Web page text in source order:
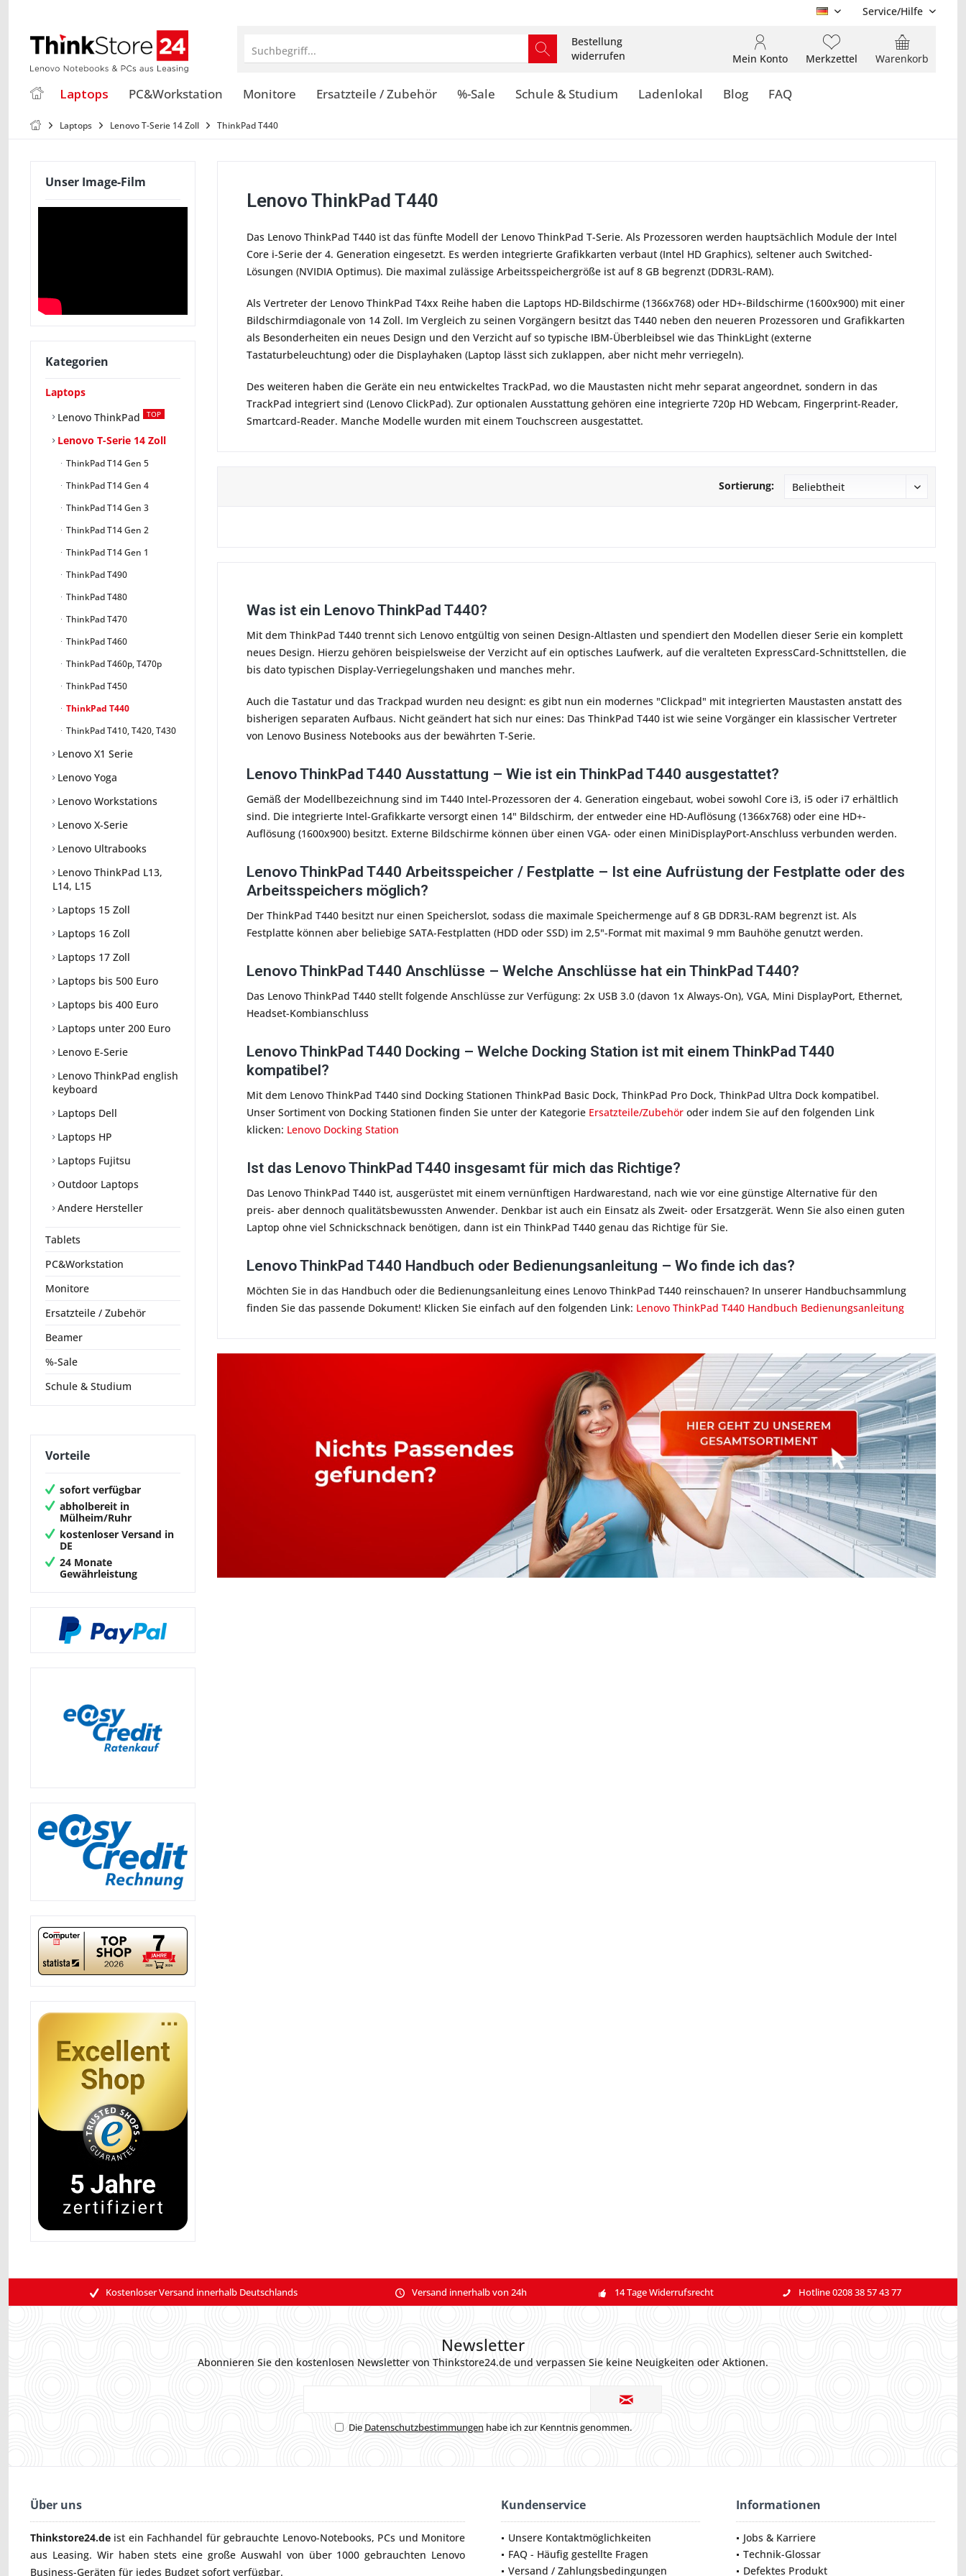
DE Service/Hilfe
Suchbegriff...
Bestellung
widerrufen
Warenkorb
Merkzettel
Mein Konto
Laptops PC&Workstation Monitore Ersatzteile / Zubehör %-Sale Schule & Studium Ladenlokal Blog FAQ
Laptops Lenovo T-Serie 14 Zoll ThinkPad T440
Unser Image-Film
Kategorien
Laptops
Lenovo ThinkPad
TOP
Lenovo T-Serie 14 Zoll
ThinkPad T14 Gen 5
ThinkPad T14 Gen 4
ThinkPad T14 Gen 3
ThinkPad T14 Gen 2
ThinkPad T14 Gen 1
ThinkPad T490
ThinkPad T480
ThinkPad T470
ThinkPad T460
ThinkPad T460p, T470p
ThinkPad T450
ThinkPad T440
ThinkPad T410, T420, T430
Lenovo X1 Serie
Lenovo Yoga
Lenovo Workstations
Lenovo X-Serie
Lenovo Ultrabooks
Lenovo ThinkPad L13,
L14, L15
Laptops 15 Zoll
Laptops 16 Zoll
Laptops 17 Zoll
Laptops bis 500 Euro
Laptops bis 400 Euro
Laptops unter 200 Euro
Lenovo E-Serie
Lenovo ThinkPad english
keyboard
Laptops Dell
Laptops HP
Laptops Fujitsu
Outdoor Laptops
Andere Hersteller
Tablets
PC&Workstation
Monitore
Ersatzteile / Zubehör
Beamer
%-Sale
Schule & Studium
Vorteile
sofort verfügbar
abholbereit in
Mülheim/Ruhr
kostenloser Versand in
DE
24 Monate
Gewährleistung
Lenovo ThinkPad T440
Das Lenovo ThinkPad T440 ist das fünfte Modell der Lenovo ThinkPad T-Serie. Als Prozessoren werden hauptsächlich Module der Intel
Core i-Serie der 4. Generation eingesetzt. Es werden integrierte Grafikkarten verbaut (Intel HD Graphics), seltener auch Switched-
Lösungen (NVIDIA Optimus). Die maximal zulässige Arbeitsspeichergröße ist auf 8 GB begrenzt (DDR3L-RAM).
Als Vertreter der Lenovo ThinkPad T4xx Reihe haben die Laptops HD-Bildschirme (1366x768) oder HD+-Bildschirme (1600x900) mit einer
Bildschirmdiagonale von 14 Zoll. Im Vergleich zu seinen Vorgängern besitzt das T440 neben den neueren Prozessoren und Grafikkarten
als Besonderheiten ein neues Design und den Verzicht auf so typische IBM-Überbleibsel wie das ThinkLight (externe
Tastaturbeleuchtung) oder die Displayhaken (Laptop lässt sich zuklappen, aber nicht mehr verriegeln).
Des weiteren haben die Geräte ein neu entwickeltes TrackPad, wo die Maustasten nicht mehr separat angeordnet, sondern in das
TrackPad integriert sind (Lenovo ClickPad). Zur optionalen Ausstattung gehören eine integrierte 720p HD Webcam, Fingerprint-Reader,
Smartcard-Reader. Manche Modelle wurden mit einem Touchscreen ausgestattet.
Sortierung:
Was ist ein Lenovo ThinkPad T440?
Mit dem ThinkPad T440 trennt sich Lenovo entgültig von seinen Design-Altlasten und spendiert den Modellen dieser Serie ein komplett
neues Design. Hierzu gehören beispielsweise der Verzicht auf ein optisches Laufwerk, auf die veralteten ExpressCard-Schnittstellen, die
bis dato typischen Display-Verriegelungshaken und manches mehr.
Auch die Tastatur und das Trackpad wurden neu designt: es gibt nun ein modernes "Clickpad" mit integrierten Maustasten anstatt des
bisherigen separaten Aufbaus. Nicht geändert hat sich nur eines: Das ThinkPad T440 ist wie seine Vorgänger ein klassischer Vertreter
von Lenovo Business Notebooks aus der bewährten T-Serie.
Lenovo ThinkPad T440 Ausstattung – Wie ist ein ThinkPad T440 ausgestattet?
Gemäß der Modellbezeichnung sind im T440 Intel-Prozessoren der 4. Generation eingebaut, wobei sowohl Core i3, i5 oder i7 erhältlich
sind. Die integrierte Intel-Grafikkarte versorgt einen 14" Bildschirm, der entweder eine HD-Auflösung (1366x768) oder eine HD+-
Auflösung (1600x900) besitzt. Externe Bildschirme können über einen VGA- oder einen MiniDisplayPort-Anschluss verbunden werden.
Lenovo ThinkPad T440 Arbeitsspeicher / Festplatte – Ist eine Aufrüstung der Festplatte oder des
Arbeitsspeichers möglich?
Der ThinkPad T440 besitzt nur einen Speicherslot, sodass die maximale Speichermenge auf 8 GB DDR3L-RAM begrenzt ist. Als
Festplatte können aber beliebige SATA-Festplatten (HDD oder SSD) im 2,5"-Format mit maximal 9 mm Bauhöhe genutzt werden.
Lenovo ThinkPad T440 Anschlüsse – Welche Anschlüsse hat ein ThinkPad T440?
Das Lenovo ThinkPad T440 stellt folgende Anschlüsse zur Verfügung: 2x USB 3.0 (davon 1x Always-On), VGA, Mini DisplayPort, Ethernet,
Headset-Kombianschluss
Lenovo ThinkPad T440 Docking – Welche Docking Station ist mit einem ThinkPad T440
kompatibel?
Mit dem Lenovo ThinkPad T440 sind Docking Stationen ThinkPad Basic Dock, ThinkPad Pro Dock, ThinkPad Ultra Dock kompatibel.
Unser Sortiment von Docking Stationen finden Sie unter der Kategorie Ersatzteile/Zubehör oder indem Sie auf den folgenden Link
klicken: Lenovo Docking Station
Ist das Lenovo ThinkPad T440 insgesamt für mich das Richtige?
Das Lenovo ThinkPad T440 ist, ausgerüstet mit einem vernünftigen Hardwarestand, nach wie vor eine günstige Alternative für den
preis- aber dennoch qualitätsbewussten Anwender. Denkbar ist auch ein Einsatz als Zweit- oder Ersatzgerät. Wenn Sie also einen guten
Laptop ohne viel Schnickschnack benötigen, dann ist ein ThinkPad T440 genau das Richtige für Sie.
Lenovo ThinkPad T440 Handbuch oder Bedienungsanleitung – Wo finde ich das?
Möchten Sie in das Handbuch oder die Bedienungsanleitung eines Lenovo ThinkPad T440 reinschauen? In unserer Handbuchsammlung
finden Sie das passende Dokument! Klicken Sie einfach auf den folgenden Link: Lenovo ThinkPad T440 Handbuch Bedienungsanleitung
Kostenloser Versand innerhalb Deutschlands Versand innerhalb von 24h 14 Tage Widerrufsrecht Hotline 0208 38 57 43 77
Newsletter
Abonnieren Sie den kostenlosen Newsletter von Thinkstore24.de und verpassen Sie keine Neuigkeiten oder Aktionen.
Die Datenschutzbestimmungen habe ich zur Kenntnis genommen.
Über uns
Thinkstore24.de ist ein Fachhandel für gebrauchte Lenovo-Notebooks, PCs und Monitore
aus Leasing. Wir haben stets eine große Auswahl von über 1000 gebrauchten Lenovo
Business-Geräten für jedes Budget sofort verfügbar.
Kundenservice
Unsere Kontaktmöglichkeiten
FAQ - Häufig gestellte Fragen
Versand / Zahlungsbedingungen
Informationen
Jobs & Karriere
Technik-Glossar
Defektes Produkt